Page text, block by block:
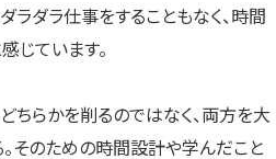
ラダラ仕事をすることもなく、時間
じています。
ちらかを削るのではなく、両方を大
そのための時間設計や学んだこと